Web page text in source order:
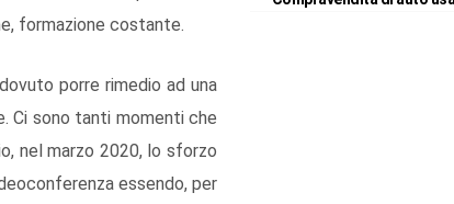
formazione costante.
porre rimedio ad una
Ci sono tanti momenti che
nel marzo 2020, lo sforzo
essendo, per